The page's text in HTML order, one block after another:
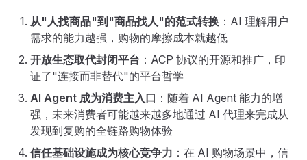
从"人找商品"到"商品找人"的范式转换 ：AI 理解用户
需求的能力越强，购物的摩擦成本就越低
开放生态取代封闭平台 ：ACP 协议的开源和推广，印
证了"连接而非替代"的平台哲学
AI Agent 成为消费主入口 ：随着 AI Agent 能力的增
强，未来消费者可能越来越多地通过 AI 代理来完成从
发现到复购的全链路购物体验
信任基础设施成为核心竞争力 ：在 AI 购物场景中，信